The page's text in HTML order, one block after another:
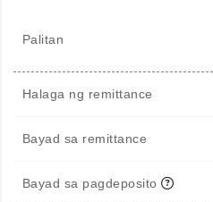
Palitan
Halaga ng remittance
Bayad sa remittance
Bayad sa pagdeposito